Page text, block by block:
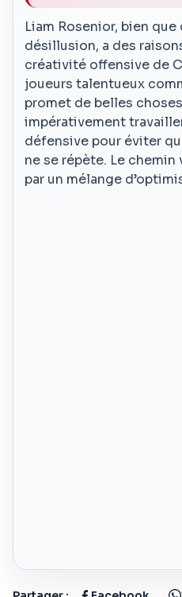
Liam Rosenior, bien
désillusion, a des
créativité offensive de
joueurs talentueux
promet de belles
impérativement
défensive pour éviter
ne se répète. Le chemin
par un mélange